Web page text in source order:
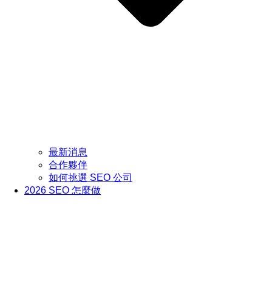
最新消息
合作夥伴
如何挑選 SEO 公司
2026 SEO 怎麼做